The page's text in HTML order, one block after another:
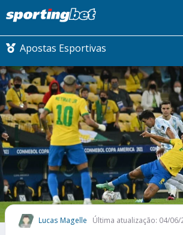
Apostas Esportivas
CONMEBOL LIBERTADORES
FUTEBOL NACIONAL
FUTEBOL INTERNACIONAL
COMO APOSTAR
MAIS ESPORTES
Lucas Magelle Última atualização: 04/06/